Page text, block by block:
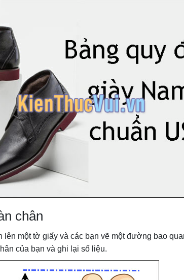
chân
lên một tờ giấy và các bạn vẽ một đường bao
của bạn và ghi lại số liệu.